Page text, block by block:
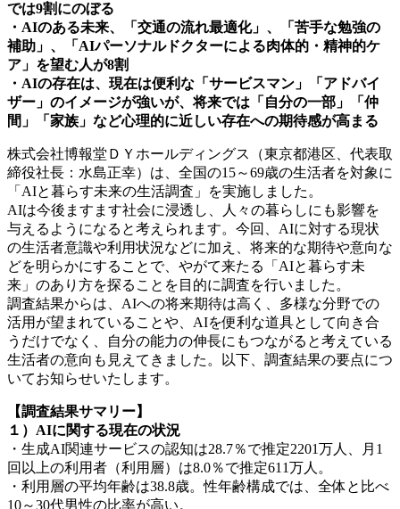
では9割にのぼる
・AIのある未来、「交通の流れ最適化」、「苦手な勉強の
補助」、「AIパーソナルドクターによる肉体的・精神的ケ
ア」を望む人が8割
・AIの存在は、現在は便利な「サービスマン」「アドバイ
ザー」のイメージが強いが、将来では「自分の一部」「仲
間」「家族」など心理的に近しい存在への期待感が高まる
株式会社博報堂ＤＹホールディングス（東京都港区、代表取
締役社⻑：⽔島正幸）は、全国の15～69歳の生活者を対象に
「AIと暮らす未来の生活調査」を実施しました。
AIは今後ますます社会に浸透し、人々の暮らしにも影響を
与えるようになると考えられます。今回、AIに対する現状
の生活者意識や利用状況などに加え、将来的な期待や意向な
どを明らかにすることで、やがて来たる「AIと暮らす未
来」のあり方を探ることを目的に調査を行いました。
調査結果からは、AIへの将来期待は高く、多様な分野での
活用が望まれていることや、AIを便利な道具として向き合
うだけでなく、自分の能力の伸長にもつながると考えている
生活者の意向も見えてきました。以下、調査結果の要点につ
いてお知らせいたします。
【調査結果サマリー】
１）AIに関する現在の状況
・生成AI関連サービスの認知は28.7％で推定2201万人、月1
回以上の利用者（利用層）は8.0％で推定611万人。
・利用層の平均年齢は38.8歳。性年齢構成では、全体と比べ
10～30代男性の比率が高い。